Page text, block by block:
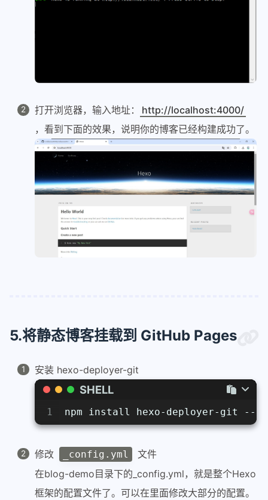
打开浏览器，输入地址：
http://localhost:4000/
，看到下面的效果，说明你的博客已经构建成功了。
5.将静态博客挂载到 GitHub Pages
安装 hexo-deployer-git
SHELL
1 npm install hexo-deployer-git --
修改 _config.yml
文件
在blog-demo目录下的_config.yml，就是整个Hexo
框架的配置文件了。可以在里面修改大部分的配置。